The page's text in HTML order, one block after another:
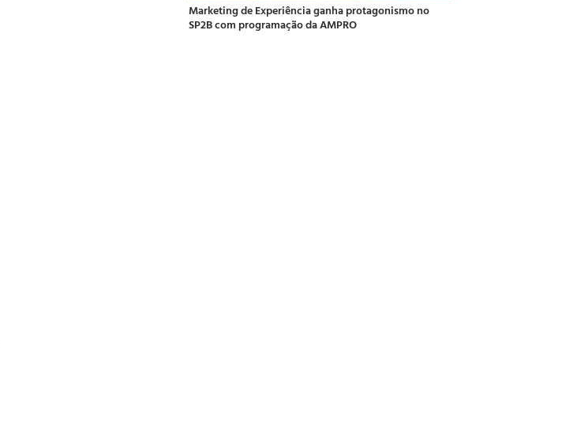
Marketing de Experiência ganha protagonismo no
SP2B com programação da AMPRO